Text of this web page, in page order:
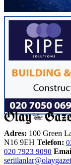
Adres: 100 Green
N16 9EH Telefon:
020 7923 9090